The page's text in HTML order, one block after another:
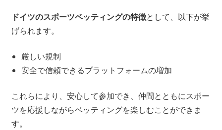
ドイツのスポーツベッティングの特徴として、以下が挙
げられます。
厳しい規制
安全で信頼できるプラットフォームの増加
これらにより、安心して参加でき、仲間とともにスポー
ツを応援しながらベッティングを楽しむことができま
す。